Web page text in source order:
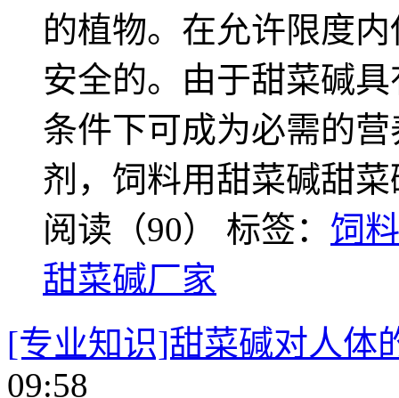
的植物。在允许限度
安全的。由于甜菜碱
条件下可成为必需的
剂，饲料用甜菜碱甜
阅读（90） 标签： 饲
甜菜碱厂家
[专业知识]甜菜碱对人体
09:58